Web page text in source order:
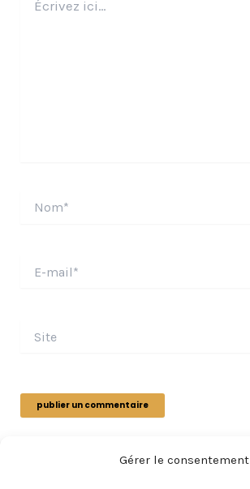
Gérer le consentement
ici…
mail*